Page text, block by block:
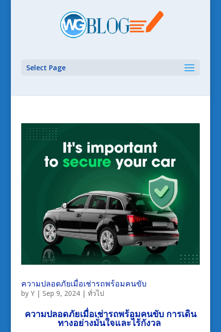
Select Page
ความปลอดภัยเมื่อเช่ารถพร้อมคนขับ
by Y| Sep 9, 2024| ทั่วไป
ความปลอดภัยเมื่อเช่ารถพร้อมคนขับ การเดิน
ทางอย่างมั่นใจและไร้กังวล